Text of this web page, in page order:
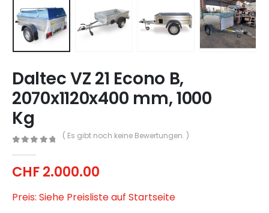
Daltec VZ 21 Econo B,
2070x1120x400 mm, 1000
Kg
( Es gibt noch keine Bewertungen. )
CHF2.000.00
Preis: Siehe Preisliste auf Startseite